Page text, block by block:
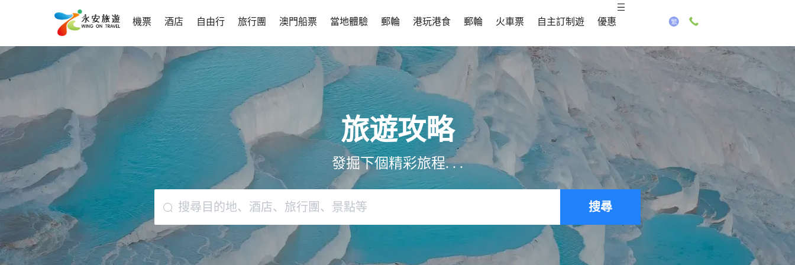
機票 酒店 自由行 旅行團 澳門船票 當地體驗 郵輪 港玩港食 郵輪 火車票 自主訂制遊 優惠
旅遊攻略
發掘下個精彩旅程. . .
搜尋